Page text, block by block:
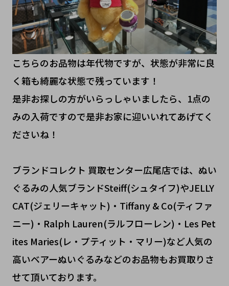
こちらのお品物は年代物ですが、状態が非常に良
く箱も綺麗な状態で残っています！
是非お探しの方がいらっしゃいましたら、1点の
みの入荷ですので是非お家に迎いいれてあげてく
ださいね！
ブランドコレクト 買取センター広尾店では、ぬい
ぐるみの人気ブランドSteiff(シュタイフ)やJELLY
CAT(ジェリーキャット)・Tiffany & Co(ティファ
ニー)・Ralph Lauren(ラルフローレン)・Les Pet
ites Maries(レ・プティット・マリー)など人気の
高いベアーぬいぐるみなどのお品物もお買取りさ
せて頂いております。